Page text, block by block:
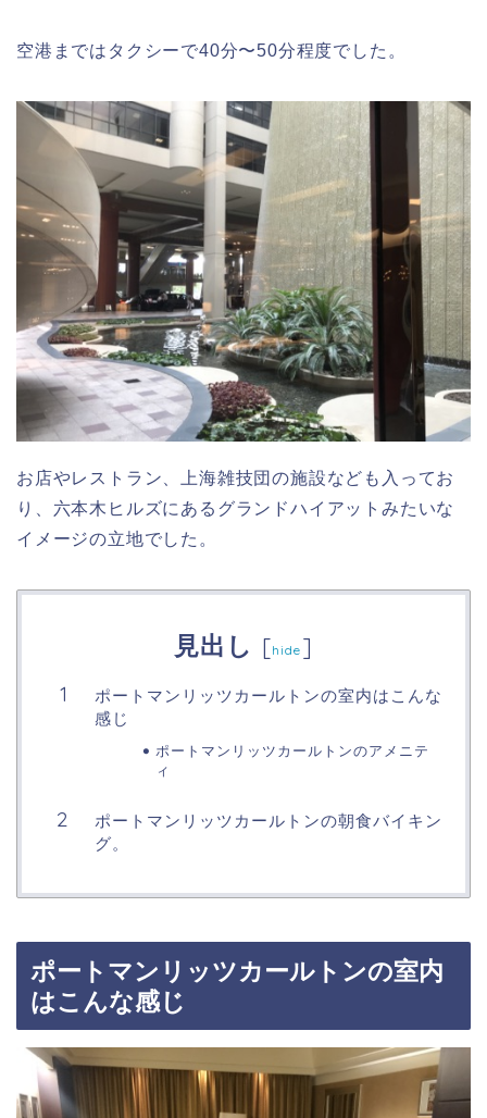
空港まではタクシーで40分〜50分程度でした。
お店やレストラン、上海雑技団の施設なども入ってお
り、六本木ヒルズにあるグランドハイアットみたいな
イメージの立地でした。
見出し [hide ]
ポートマンリッツカールトンの室内はこんな
感じ
ポートマンリッツカールトンのアメニテ
ィ
ポートマンリッツカールトンの朝食バイキン
グ。
ポートマンリッツカールトンの室内
はこんな感じ